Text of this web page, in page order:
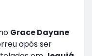
Grace Dayane
após ser